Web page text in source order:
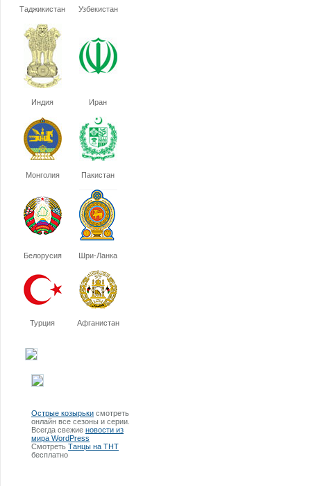
Таджикистан Узбекистан
Индия Иран
Монголия Пакистан
Белорусия Шри-Ланка
Турция Афганистан
Острые козырьки смотреть
онлайн все сезоны и серии.
Всегда свежие новости из
мира WordPress
Смотреть Танцы на ТНТ
бесплатно